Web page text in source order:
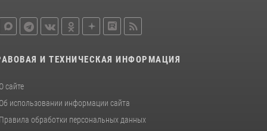
И ТЕХНИЧЕСКАЯ ИНФОРМАЦИЯ
О сайте
Об использовании информации сайта
Правила обработки персональных данных